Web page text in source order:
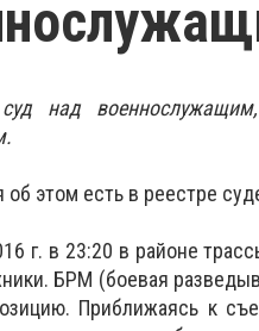
суд над
об этом есть в реестре
г. в 23:20 в районе
БРМ (боевая
Приближаясь к